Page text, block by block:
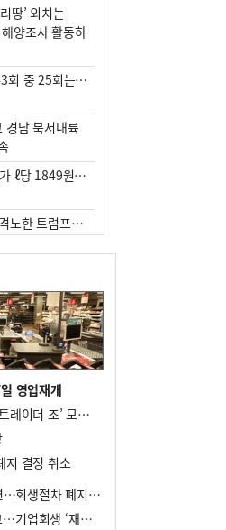
땅’ 외치는
양조사 활동하
회 중 25회는 삼
경남 북서내륙
ℓ당 1849원…
노한 트럼프…
출한 러시아
탐험대 현장르
음의 나라
온열질환자 10
축구협회 공식
없어”
대 남성 2명
영업재개
산소호흡기 단 홈플러스, ‘트레이더 조’ 모델로 살아날까
지 결정 취소
홈플, 2000억 원 자금 마련…회생절차 폐지에 즉시항고(종합)
홈플러스, 법원에 즉시항고…기업회생 ‘재도전’